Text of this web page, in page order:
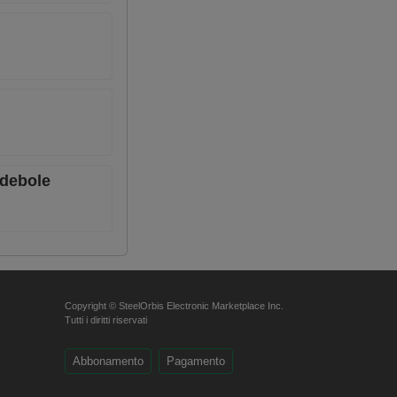
Copyright © SteelOrbis Electronic Marketplace Inc.
Tutti i diritti riservati
Abbonamento Pagamento